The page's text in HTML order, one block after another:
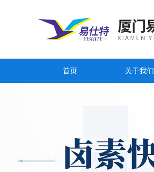
首页 关于我们